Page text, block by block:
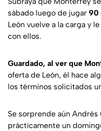
sábado luego de jugar 90
León vuelve a la carga y
con ellos.
Guardado, al ver que
oferta de León, él hace
los términos solicitados
Se sorprende aún Andrés
prácticamente un